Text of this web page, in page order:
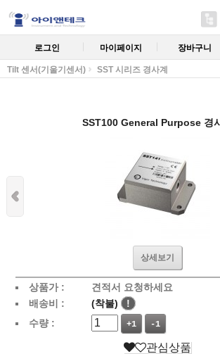
로그인 마이페이지 장바구니
Tilt 센서(기울기센서) SST 시리즈 경사계
SST100 General Purpose 경
상세보기
상품가 :
견적서 요청하세요
배송비 :
(착불)
!
수량 :
+1 -1
관심상품